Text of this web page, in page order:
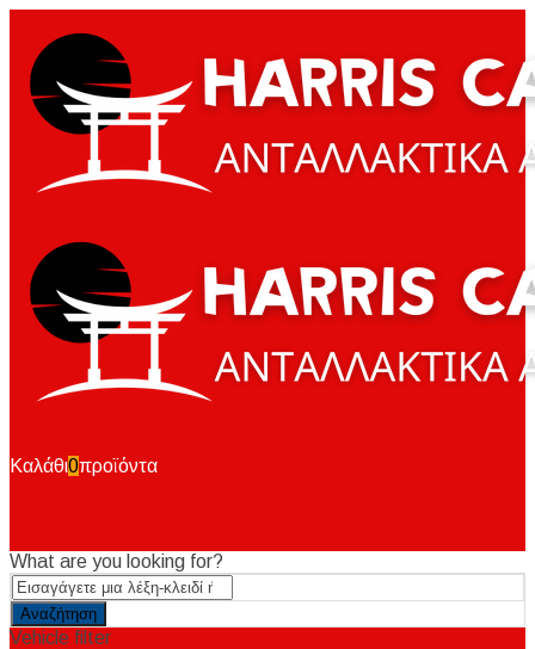
Καλάθι0προϊόντα
What are you looking for?
Vehicle filter